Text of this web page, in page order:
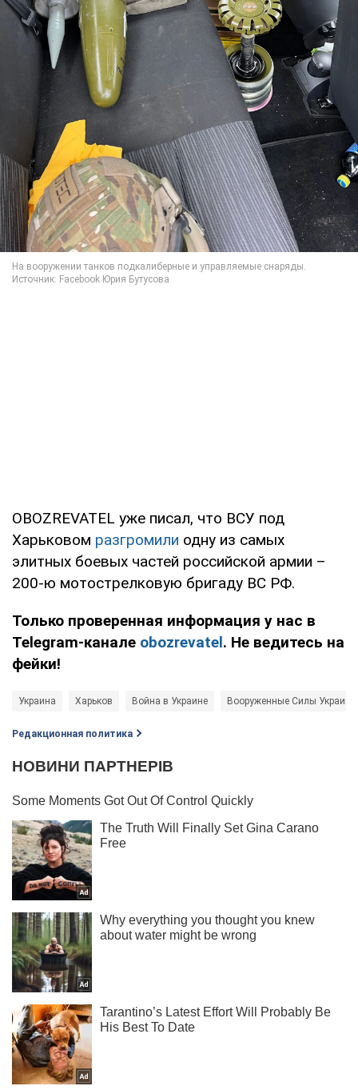
OBOZREVATEL уже писал, что ВСУ под
Харьковом разгромили одну из самых
элитных боевых частей российской армии –
200-ю мотострелковую бригаду ВС РФ.
Только проверенная информация у нас в
Telegram-канале obozrevatel. Не ведитесь на
фейки!
Украина Харьков Война в Украине Вооруженные Силы Украины
Редакционная политика